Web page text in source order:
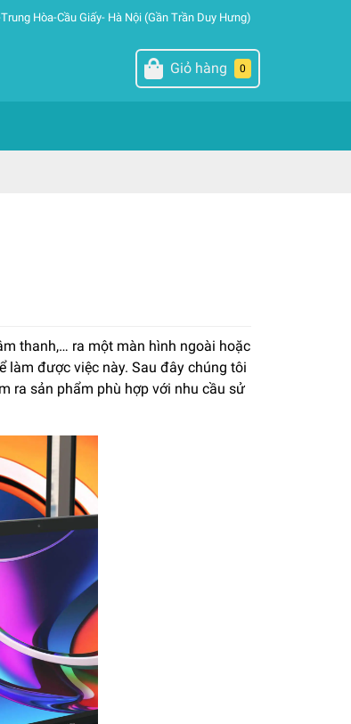
Hòa-Cầu Giấy- Hà Nội (Gần Trần Duy Hưng)
Giỏ hàng 0
thanh,… ra một màn hình ngoài hoặc
làm được việc này. Sau đây chúng tôi
ra sản phẩm phù hợp với nhu cầu sử